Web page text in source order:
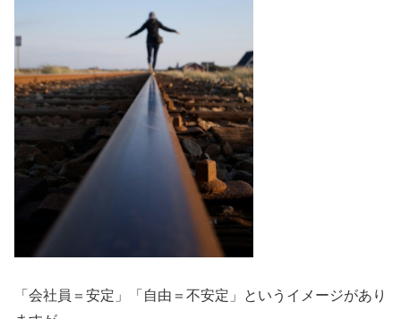
「会社員＝安定」「自由＝不安定」というイメージがあり